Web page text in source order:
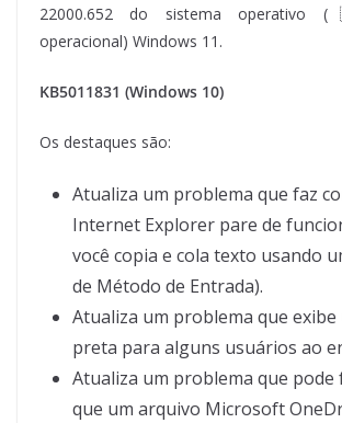
22000.652 do sistema
operacional) Windows 11.
KB5011831 (Windows 10)
Os destaques são:
Atualiza um problema que faz
Internet Explorer pare de
você copia e cola texto usando
de Método de Entrada).
Atualiza um problema que exibe
preta para alguns usuários ao
Atualiza um problema que pode
que um arquivo Microsoft